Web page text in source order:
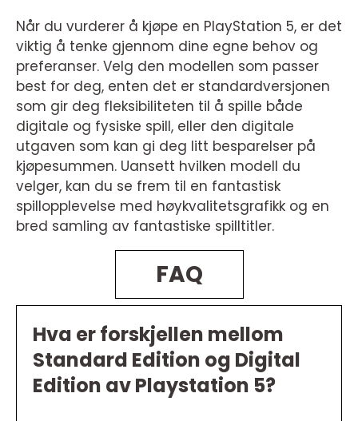
Når du vurderer å kjøpe en PlayStation 5, er det
viktig å tenke gjennom dine egne behov og
preferanser. Velg den modellen som passer
best for deg, enten det er standardversjonen
som gir deg fleksibiliteten til å spille både
digitale og fysiske spill, eller den digitale
utgaven som kan gi deg litt besparelser på
kjøpesummen. Uansett hvilken modell du
velger, kan du se frem til en fantastisk
spillopplevelse med høykvalitetsgrafikk og en
bred samling av fantastiske spilltitler.
FAQ
Hva er forskjellen mellom
Standard Edition og Digital
Edition av Playstation 5?